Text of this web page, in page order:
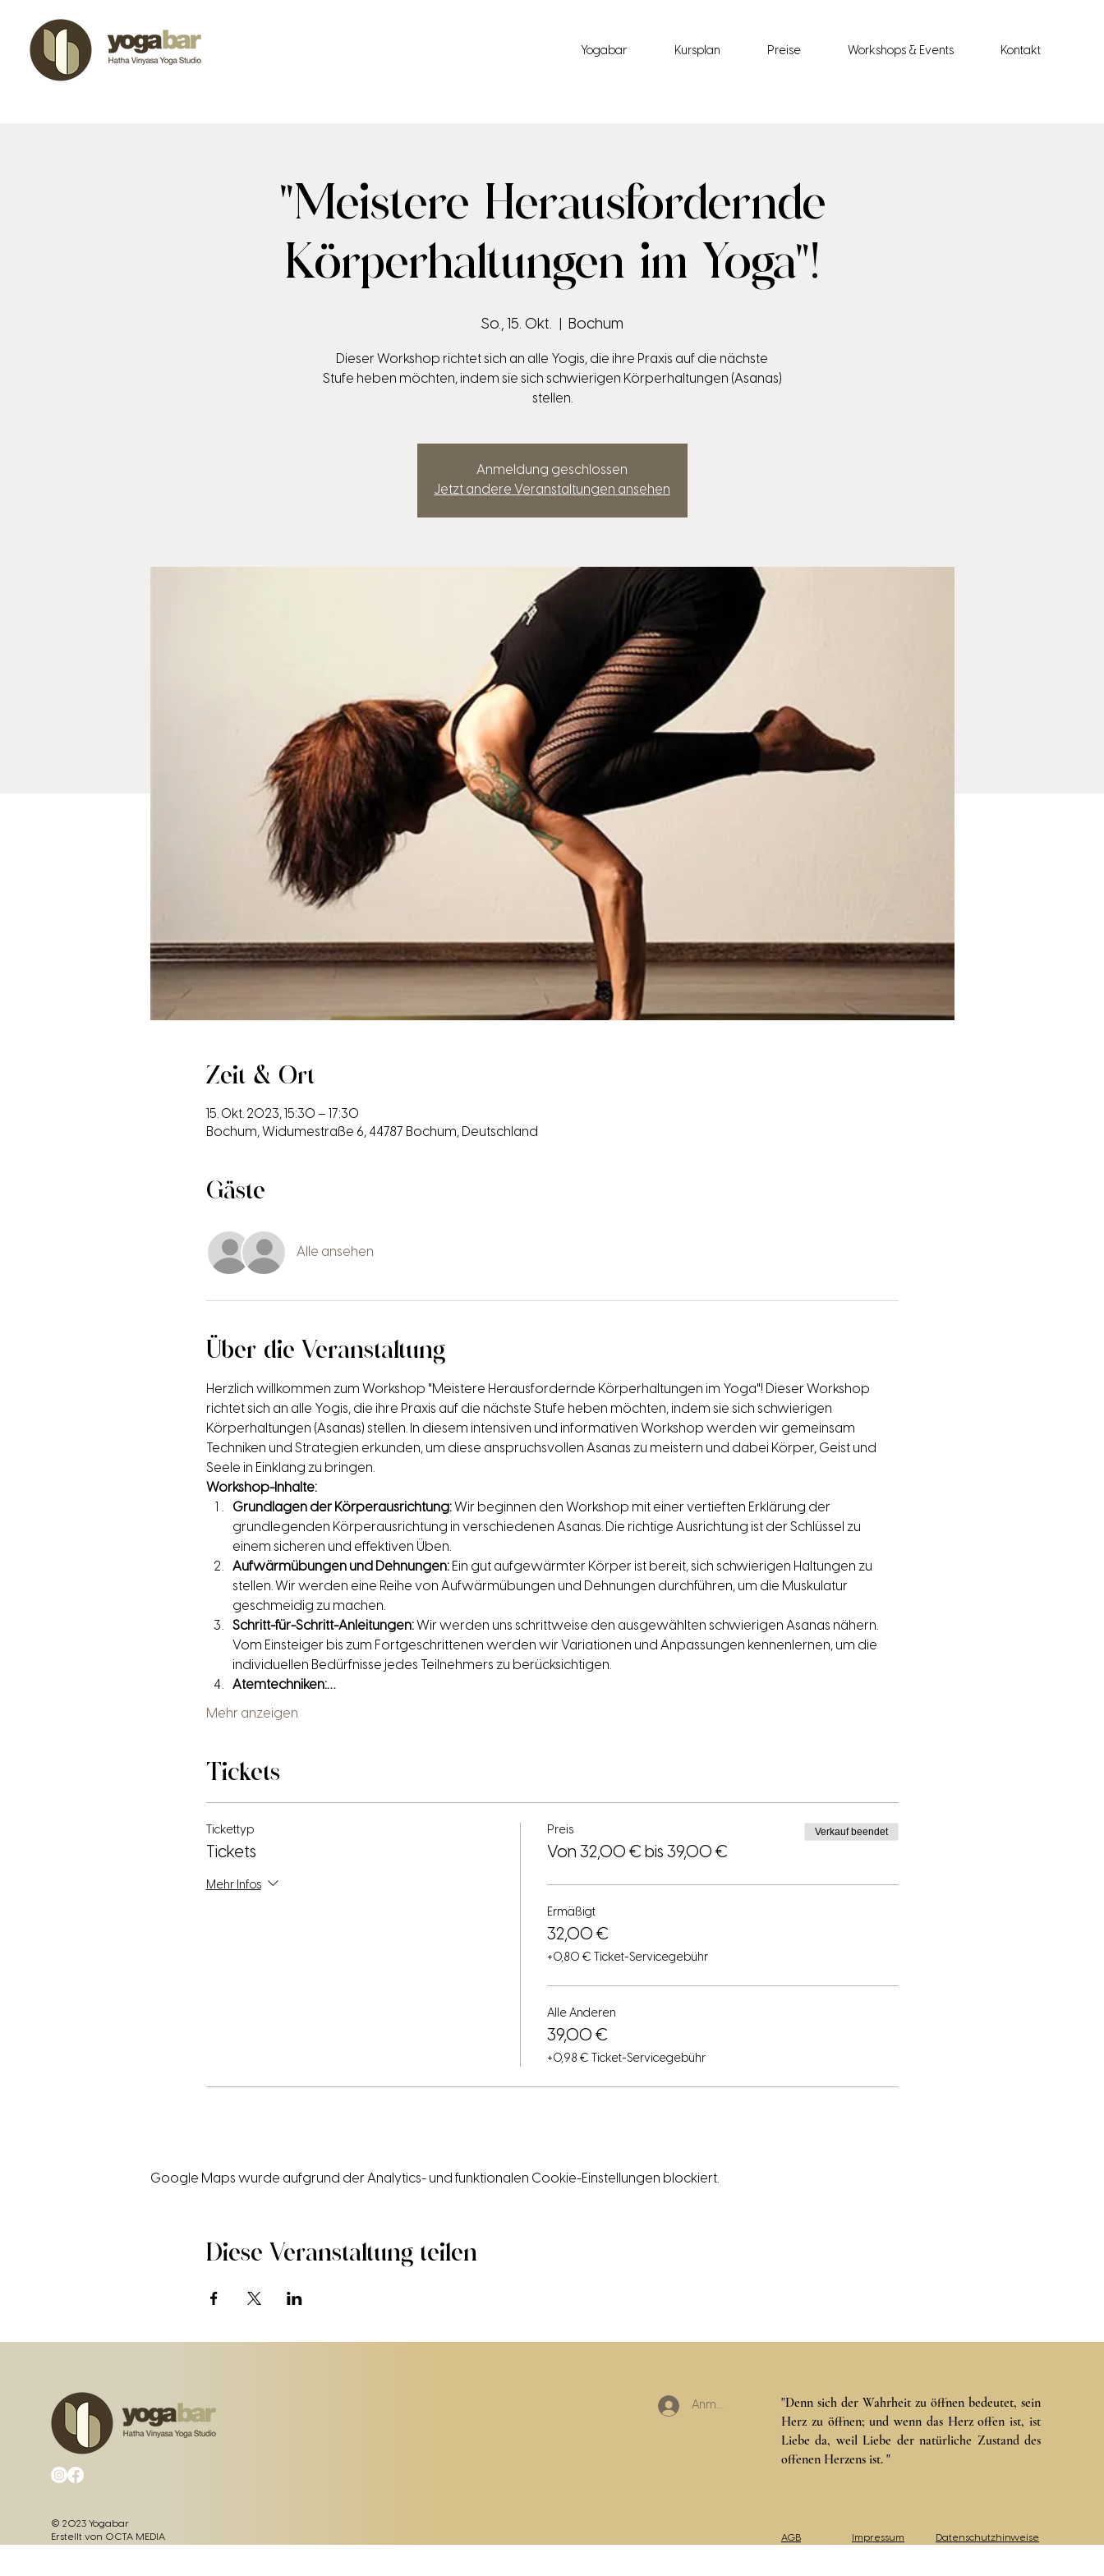
Yogabar Kursplan Preise Workshops & Events Kontakt
"Meistere Herausfordernde
Körperhaltungen im Yoga"!
So., 15. Okt. Bochum
Dieser Workshop richtet sich an alle Yogis, die ihre Praxis auf die nächste
Stufe heben möchten, indem sie sich schwierigen Körperhaltungen (Asanas)
stellen.
Anmeldung geschlossen
Jetzt andere Veranstaltungen ansehen
Zeit & Ort
15. Okt. 2023, 15:30 – 17:30
Bochum, Widumestraße 6, 44787 Bochum, Deutschland
Gäste
Alle ansehen
Über die Veranstaltung
Herzlich willkommen zum Workshop "Meistere Herausfordernde Körperhaltungen im Yoga"! Dieser Workshop
richtet sich an alle Yogis, die ihre Praxis auf die nächste Stufe heben möchten, indem sie sich schwierigen
Körperhaltungen (Asanas) stellen. In diesem intensiven und informativen Workshop werden wir gemeinsam
Techniken und Strategien erkunden, um diese anspruchsvollen Asanas zu meistern und dabei Körper, Geist und
Seele in Einklang zu bringen.
Workshop-Inhalte:
Grundlagen der Körperausrichtung: Wir beginnen den Workshop mit einer vertieften Erklärung der
grundlegenden Körperausrichtung in verschiedenen Asanas. Die richtige Ausrichtung ist der Schlüssel zu
einem sicheren und effektiven Üben.
Aufwärmübungen und Dehnungen: Ein gut aufgewärmter Körper ist bereit, sich schwierigen Haltungen zu
stellen. Wir werden eine Reihe von Aufwärmübungen und Dehnungen durchführen, um die Muskulatur
geschmeidig zu machen.
Schritt-für-Schritt-Anleitungen: Wir werden uns schrittweise den ausgewählten schwierigen Asanas nähern.
Vom Einsteiger bis zum Fortgeschrittenen werden wir Variationen und Anpassungen kennenlernen, um die
individuellen Bedürfnisse jedes Teilnehmers zu berücksichtigen.
Atemtechniken:…
Mehr anzeigen
Tickets
Tickettyp
Tickets
Mehr Infos
Preis
Von 32,00 € bis 39,00 €
Verkauf beendet
Ermäßigt
32,00 €
+0,80 € Ticket-Servicegebühr
Alle Anderen
39,00 €
+0,98 € Ticket-Servicegebühr
Google Maps wurde aufgrund der Analytics- und funktionalen Cookie-Einstellungen blockiert.
Diese Veranstaltung teilen
© 2023 Yogabar
Erstellt von OCTA MEDIA
Anmelden
"Denn sich der Wahrheit zu öffnen bedeutet, sein
Herz zu öffnen; und wenn das Herz offen ist, ist
Liebe da, weil Liebe der natürliche Zustand des
offenen Herzens ist. "
AGB Impressum Datenschutzhinweise